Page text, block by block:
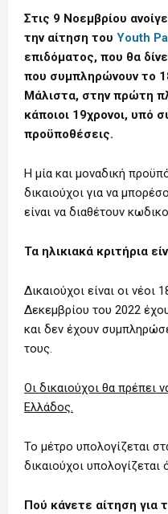
Στις 9 Νοεμβρίου
την αίτηση του Youth
επιδόματος, που θα
που συμπληρώνουν το
Μάλιστα, στην πρώτη
κάποιοι 19χρονοι, υπό
προϋποθέσεις.
Η μία και μοναδική
δικαιούχοι για να
είναι να διαθέτουν
Τα ηλικιακά κριτήρια
Δικαιούχοι είναι οι νέοι
Δεκεμβρίου του 2022
και δεν έχουν
τους.
Οι δικαιούχοι θα πρέπει
Ελλάδος.
Το μέτρο υπολογίζεται
δικαιούχοι υπολογίζεται
Πού κάνετε αίτηση για